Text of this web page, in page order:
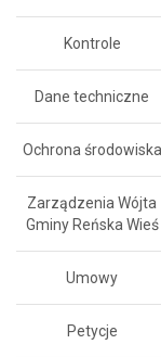
Kontrole
Dane techniczne
Ochrona środowiska
Zarządzenia Wójta
Gminy Reńska Wieś
Umowy
Petycje